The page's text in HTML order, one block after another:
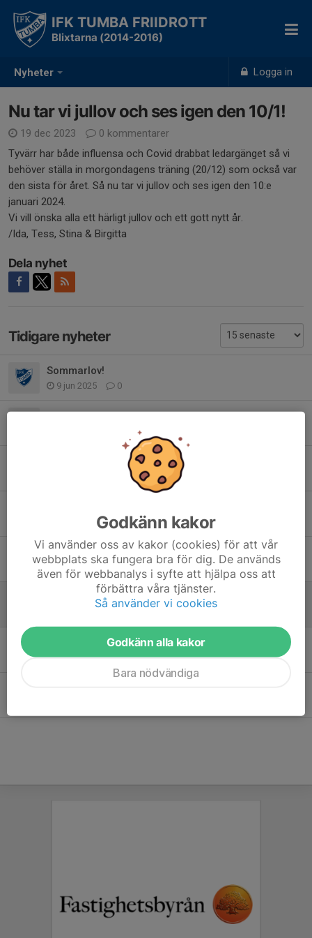
Nyheter Logga in
IFK TUMBA FRIIDROTT
Blixtarna (2014-2016)
Nu tar vi jullov och ses igen den 10/1!
19 dec 2023
0 kommentarer
Tyvärr har både influensa och Covid drabbat ledargänget så vi
behöver ställa in morgondagens träning (20/12) som också var
den sista för året. Så nu tar vi jullov och ses igen den 10:e
januari 2024.
Vi vill önska alla ett härligt jullov och ett gott nytt år.
/Ida, Tess, Stina & Birgitta
Dela nyhet
Tidigare nyheter
Sommarlov!
9 jun 2025 0
Nu startar vi utesäsongen!
Nu drar vi igång igen!
0
11 apr 2024 0
Föräldramöte 21/2, kl 18:00 i Kassmyra!
20 feb 2024 3
Nu tar vi jullov och ses igen den 10/1!
Inomhussäsongen drar igång 18/10
11 okt 2023 0
Godkänn kakor
Vi använder oss av kakor (cookies) för att vår
webbplats ska fungera bra för dig. De används
även för webbanalys i syfte att hjälpa oss att
förbättra våra tjänster.
Så använder vi cookies
Godkänn alla kakor
Bara nödvändiga